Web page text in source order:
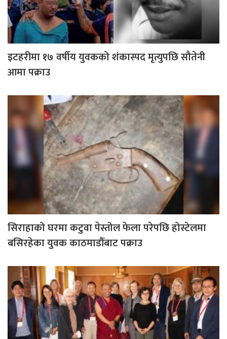
इटहरीमा १७ वर्षीय युवकको शंकास्पद मृत्युपछि सौतेनी
आमा पक्राउ
सिराहाको घरमा कटुवा पेस्तोल फेला परेपछि होस्टेलमा
बसिरहेका युवक काठमाडौँबाट पक्राउ